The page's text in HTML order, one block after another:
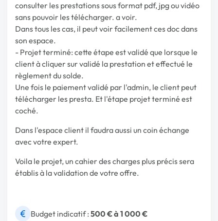
consulter les prestations sous format pdf, jpg ou vidéo
sans pouvoir les télécharger. a voir.
Dans tous les cas, il peut voir facilement ces doc dans
son espace.
- Projet terminé: cette étape est validé que lorsque le
client à cliquer sur validé la prestation et effectué le
règlement du solde.
Une fois le paiement validé par l'admin, le client peut
télécharger les presta. Et l'étape projet terminé est
coché.
Dans l'espace client il faudra aussi un coin échange
avec votre expert.
Voila le projet, un cahier des charges plus précis sera
établis à la validation de votre offre.
Budget indicatif : 500 € à 1 000 €